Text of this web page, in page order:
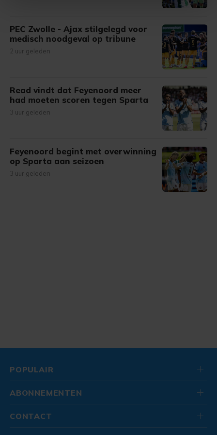
bezoek makkelijker en persoonlijker. Op
onze cookiepagina kun je ons cookiebeleid bekijken en je
gemaakte keuze altijd wijzigen of intrekken.
PEC Zwolle - Ajax stilgelegd voor
medisch noodgeval op tribune
2 uur geleden
Read vindt dat Feyenoord meer
had moeten scoren tegen Sparta
3 uur geleden
Feyenoord begint met overwinning
op Sparta aan seizoen
3 uur geleden
POPULAIR
ABONNEMENTEN
CONTACT